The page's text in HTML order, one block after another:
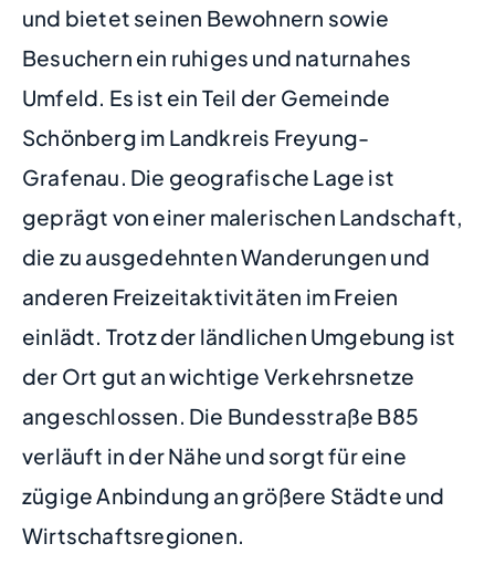
und bietet seinen Bewohnern sowie
Besuchern ein ruhiges und naturnahes
Umfeld. Es ist ein Teil der Gemeinde
Schönberg im Landkreis Freyung-
Grafenau. Die geografische Lage ist
geprägt von einer malerischen Landschaft,
die zu ausgedehnten Wanderungen und
anderen Freizeitaktivitäten im Freien
einlädt. Trotz der ländlichen Umgebung ist
der Ort gut an wichtige Verkehrsnetze
angeschlossen. Die Bundesstraße B85
verläuft in der Nähe und sorgt für eine
zügige Anbindung an größere Städte und
Wirtschaftsregionen.